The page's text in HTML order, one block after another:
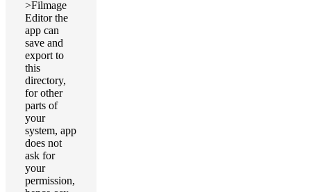
>Filmage
Editor the
app can
save and
export to
this
directory,
for other
parts of
your
system, app
does not
ask for
your
permission,